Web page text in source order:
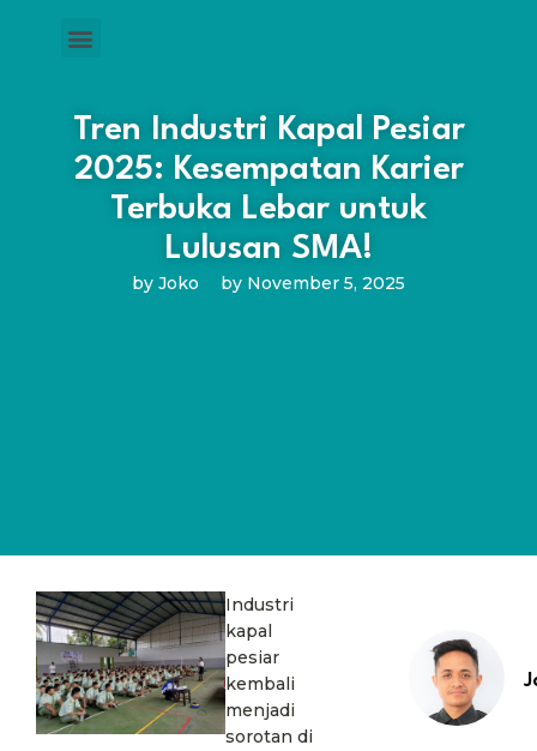
Tren Industri Kapal Pesiar
2025: Kesempatan Karier
Terbuka Lebar untuk
Lulusan SMA!
by Joko by November 5, 2025
Industri
kapal
pesiar
kembali
menjadi
sorotan di